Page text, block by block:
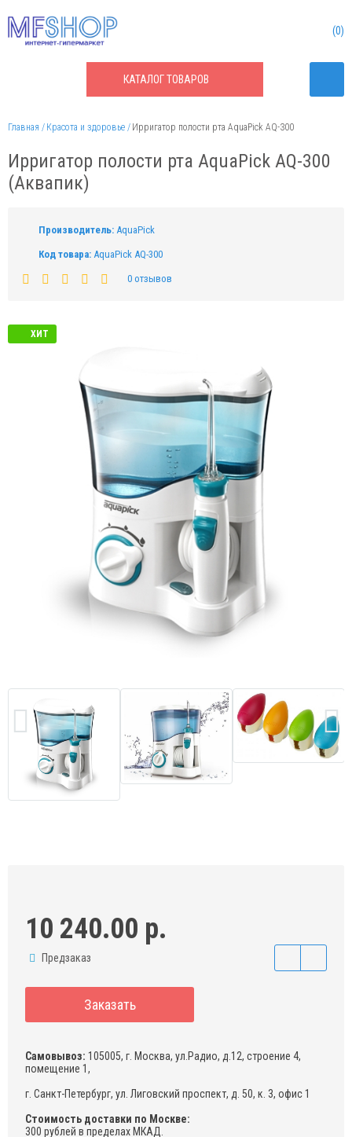
КАТАЛОГТОВАРОВ
0
Главная Красота и здоровье Ирригатор полости рта AquaPick AQ-300
Ирригатор полости рта AquaPick AQ-300
(Аквапик)
Производитель: AquaPick
Код товара: AquaPick AQ-300
0 отзывов
ХИТ
10 240.00 р.
Предзаказ
Заказать
Самовывоз: 105005, г. Москва, ул.Радио, д.12, строение 4,
помещение 1,
г. Санкт-Петербург, ул. Лиговский проспект, д. 50, к. 3, офис 1
Стоимость доставки по Москве:
300 рублей в пределах МКАД.